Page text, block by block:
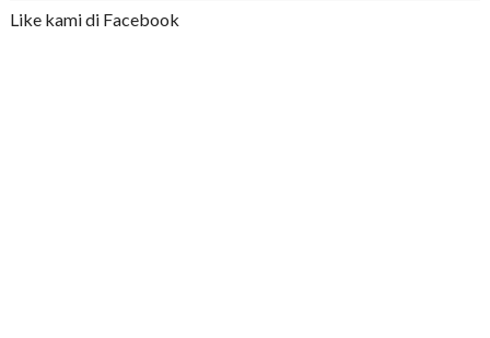
Like kami di Facebook